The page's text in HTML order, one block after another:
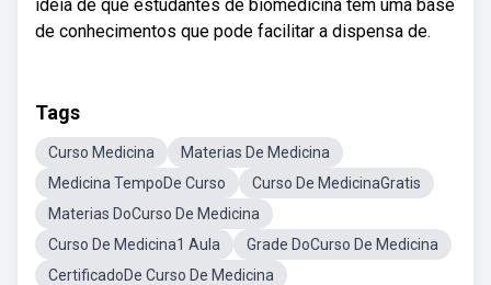
ideia de que estudantes de biomedicina têm uma base
de conhecimentos que pode facilitar a dispensa de.
Tags
Curso Medicina
Materias De Medicina
Medicina TempoDe Curso
Curso De MedicinaGratis
Materias DoCurso De Medicina
Curso De Medicina1 Aula
Grade DoCurso De Medicina
CertificadoDe Curso De Medicina